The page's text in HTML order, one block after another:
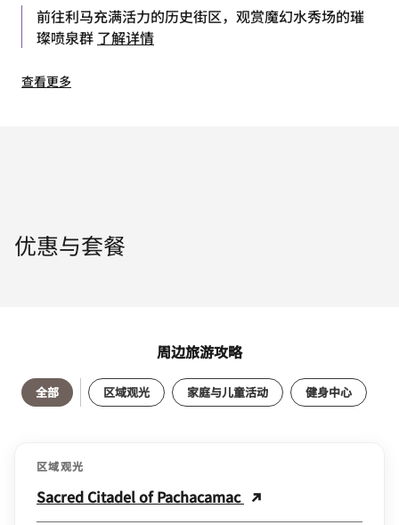
前往利马充满活力的历史街区，观赏魔幻水秀场的璀
璨喷泉群 了解详情
查看更多
优惠与套餐
周边旅游攻略
全部 区域观光 家庭与儿童活动 健身中心
区域观光
Sacred Citadel of Pachacamac